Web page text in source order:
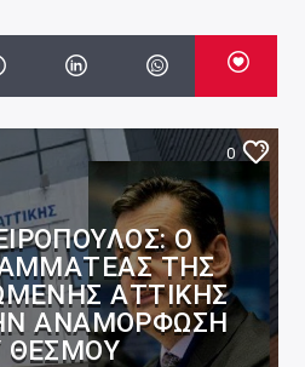
0
Ο
ΤΗΣ
ΑΤΤΙΚΉΣ
ΑΝΑΜΌΡΦΩΣΗ
ΘΕΣΜΟΎ